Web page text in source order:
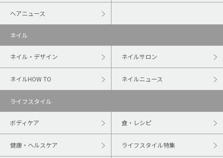
ヘアニュース
ネイル
ネイル・デザイン ネイルサロン
ネイルHOW TO ネイルニュース
ライフスタイル
ボディケア 食・レシピ
健康・ヘルスケア ライフスタイル特集